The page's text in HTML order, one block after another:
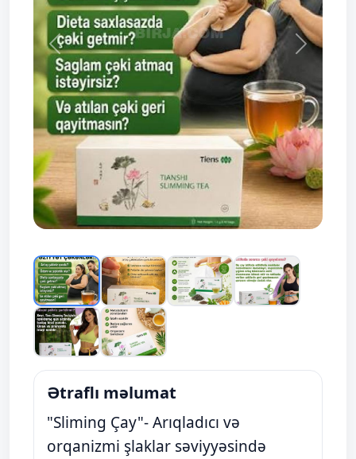
Prev Next
Ətraflı məlumat
"Sliming Çay"- Arıqladıcı və
orqanizmi şlaklar səviyyəsində